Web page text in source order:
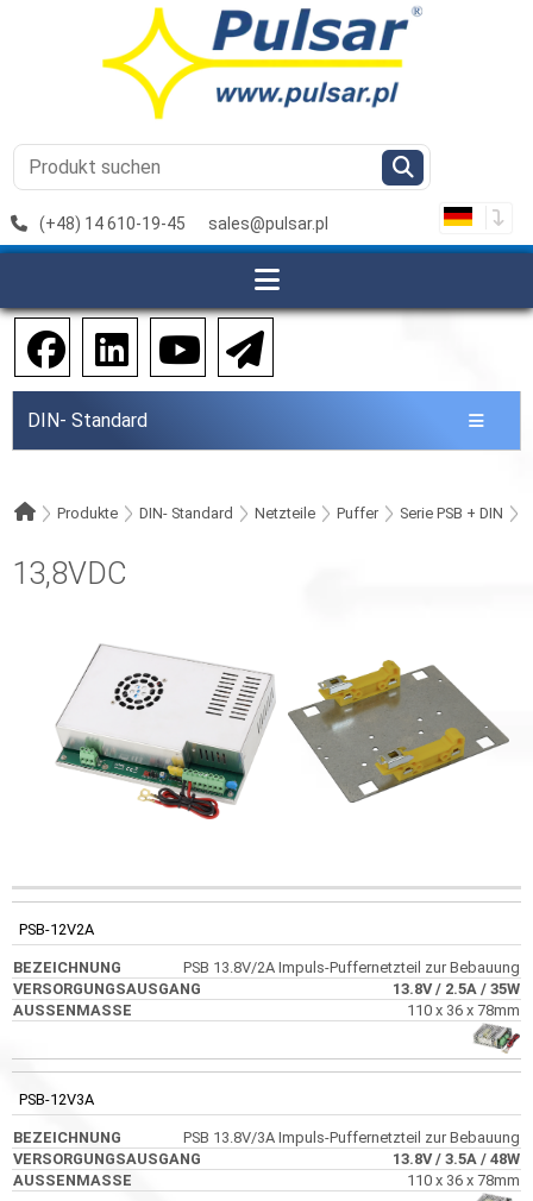
(+48) 14 610-19-45 sales@pulsar.pl
DIN- Standard
Produkte DIN- Standard Netzteile Puffer Serie PSB + DIN
13,8VDC
CODE BEZEICHNUNG VERSORGUNGSAUSGANG
PSB-12V2A
PSB 13.8V/2A Impuls-Puffernetzteil zur Bebauung
13.8V/ 2.5A / 35W
110 x 36 x 78mm
PSB-12V3A
PSB 13.8V/3A Impuls-Puffernetzteil zur Bebauung
13.8V/ 3.5A / 48W
110 x 36 x 78mm